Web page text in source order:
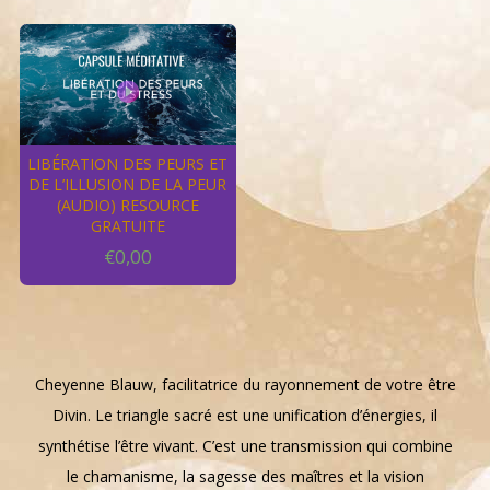
LIBÉRATION DES PEURS ET
DE L’ILLUSION DE LA PEUR
(AUDIO) RESOURCE
GRATUITE
€0,00
Cheyenne Blauw, facilitatrice du rayonnement de votre être
Divin. Le triangle sacré est une unification d’énergies, il
synthétise l’être vivant. C’est une transmission qui combine
le chamanisme, la sagesse des maîtres et la vision